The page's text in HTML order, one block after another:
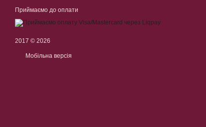
Приймаємо до оплати
2017 © 2026
Мобільна версія